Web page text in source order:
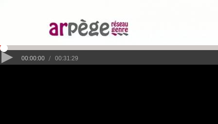
00:00:00 / 00:31:29